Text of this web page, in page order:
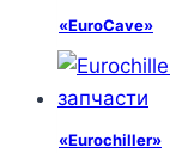
«EuroCave»
«Eurochiller»